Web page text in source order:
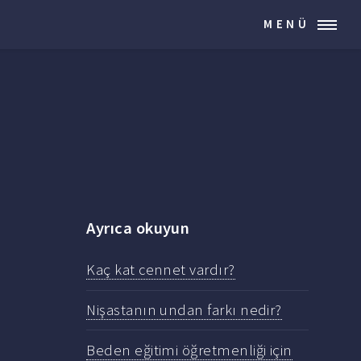
MENÜ
Ayrıca okuyun
Kaç kat cennet vardır?
Nişastanın undan farkı nedir?
Beden eğitimi öğretmenliği için